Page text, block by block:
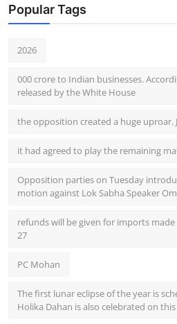
Popular Tags
2026
000 crore to Indian businesses.
released by the White House
the opposition created a huge uproar.
it had agreed to play the remaining
Opposition parties on Tuesday
motion against Lok Sabha Speaker
refunds will be given for imports
27
PC Mohan
The first lunar eclipse of the year is
Holika Dahan is also celebrated on